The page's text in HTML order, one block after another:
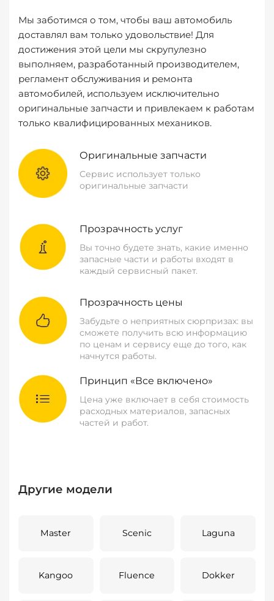
Мы заботимся о том, чтобы ваш автомобиль
доставлял вам только удовольствие! Для
достижения этой цели мы скрупулезно
выполняем, разработанный производителем,
регламент обслуживания и ремонта
автомобилей, используем исключительно
оригинальные запчасти и привлекаем к работам
только квалифицированных механиков.
Оригинальные запчасти
Сервис использует только
оригинальные запчасти
Прозрачность услуг
Вы точно будете знать, какие именно
запасные части и работы входят в
каждый сервисный пакет.
Прозрачность цены
Забудьте о неприятных сюрпризах: вы
сможете получить всю информацию
по ценам и сервису еще до того, как
начнутся работы.
Принцип «Все включено»
Цена уже включает в себя стоимость
расходных материалов, запасных
частей и работ.
Другие модели
Master Scenic Laguna
Kangoo Fluence Dokker